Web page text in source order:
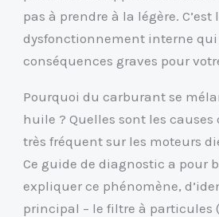
pas à prendre à la légère. C’est
dysfonctionnement interne qui
conséquences graves pour
Pourquoi du carburant se
huile ? Quelles sont les causes
très fréquent sur les moteurs
Ce guide de diagnostic a pour
expliquer ce phénomène,
principal – le filtre à particules